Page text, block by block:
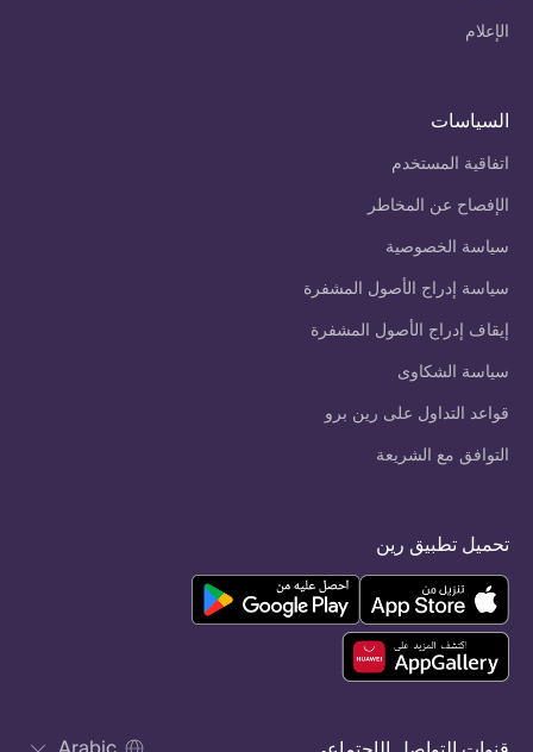
الإعلام
السياسات
اتفاقية المستخدم
الإفصاح عن المخاطر
سياسة الخصوصية
سياسة إدراج الأصول المشفرة
إيقاف إدراج الأصول المشفرة
سياسة الشكاوى
قواعد التداول على رين برو
التوافق مع الشريعة
تحميل تطبيق رين